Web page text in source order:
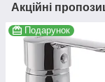
Акційні
Подарунок